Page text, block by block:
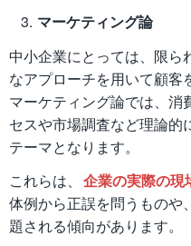
マーケティング論
中小企業にとっては、限ら
なアプローチを用いて顧客
マーケティング論では、消
セスや市場調査など理論的
テーマとなります。
これらは、 企業の実際の現
体例から正誤を問うものや
題される傾向があります。